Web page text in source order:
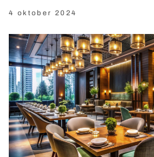
4 oktober 2024